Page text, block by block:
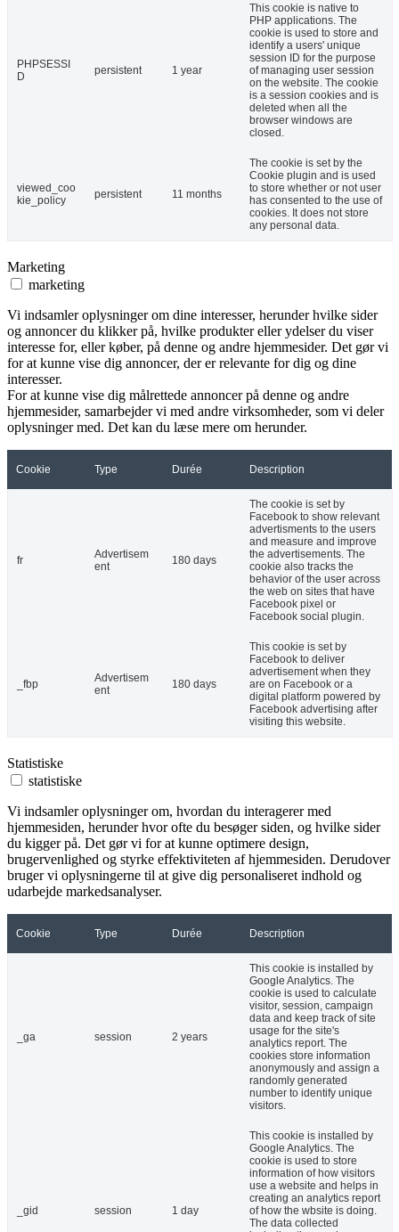
PHPSESSI
D
persistent 1 year
This cookie is native to
PHP applications. The
cookie is used to store and
identify a users' unique
session ID for the purpose
of managing user session
on the website. The cookie
is a session cookies and is
deleted when all the
browser windows are
closed.
viewed_coo
kie_policy
persistent 11 months
The cookie is set by the
Cookie plugin and is used
to store whether or not user
has consented to the use of
cookies. It does not store
any personal data.
Marketing
marketing
Vi indsamler oplysninger om dine interesser, herunder hvilke sider
og annoncer du klikker på, hvilke produkter eller ydelser du viser
interesse for, eller køber, på denne og andre hjemmesider. Det gør vi
for at kunne vise dig annoncer, der er relevante for dig og dine
interesser.
For at kunne vise dig målrettede annoncer på denne og andre
hjemmesider, samarbejder vi med andre virksomheder, som vi deler
oplysninger med. Det kan du læse mere om herunder.
Cookie Type Durée Description
fr
Advertisem
ent
180 days
The cookie is set by
Facebook to show relevant
advertisments to the users
and measure and improve
the advertisements. The
cookie also tracks the
behavior of the user across
the web on sites that have
Facebook pixel or
Facebook social plugin.
_fbp
Advertisem
ent
180 days
This cookie is set by
Facebook to deliver
advertisement when they
are on Facebook or a
digital platform powered by
Facebook advertising after
visiting this website.
Statistiske
statistiske
Vi indsamler oplysninger om, hvordan du interagerer med
hjemmesiden, herunder hvor ofte du besøger siden, og hvilke sider
du kigger på. Det gør vi for at kunne optimere design,
brugervenlighed og styrke effektiviteten af hjemmesiden. Derudover
bruger vi oplysningerne til at give dig personaliseret indhold og
udarbejde markedsanalyser.
Cookie Type Durée Description
_ga session 2 years
This cookie is installed by
Google Analytics. The
cookie is used to calculate
visitor, session, campaign
data and keep track of site
usage for the site's
analytics report. The
cookies store information
anonymously and assign a
randomly generated
number to identify unique
visitors.
_gid session 1 day
This cookie is installed by
Google Analytics. The
cookie is used to store
information of how visitors
use a website and helps in
creating an analytics report
of how the wbsite is doing.
The data collected